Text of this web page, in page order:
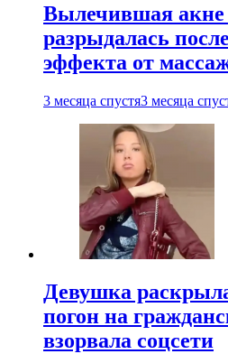
Вылечившая акне
разрыдалась
эффекта от
3 месяца спустя3 месяца
Девушка
погон на
взорвала соцсети